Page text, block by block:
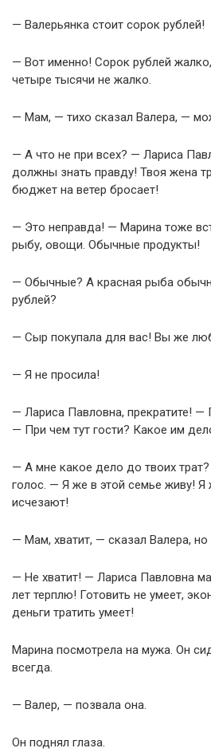
— Валерьянка стоит сорок рублей!
— Вот именно! Сорок рублей
четыре тысячи не жалко.
— Мам, — тихо сказал Валера, —
— А что не при всех? — Лариса
должны знать правду! Твоя жена
бюджет на ветер бросает!
— Это неправда! — Марина тоже
рыбу, овощи. Обычные продукты!
— Обычные? А красная рыба
рублей?
— Сыр покупала для вас! Вы же
— Я не просила!
— Лариса Павловна, прекратите!
— При чем тут гости? Какое им
— А мне какое дело до твоих
голос. — Я же в этой семье живу! Я
исчезают!
— Мам, хватит, — сказал Валера, но
— Не хватит! — Лариса Павловна
лет терплю! Готовить не умеет,
деньги тратить умеет!
Марина посмотрела на мужа. Он
всегда.
— Валер, — позвала она.
Он поднял глаза.